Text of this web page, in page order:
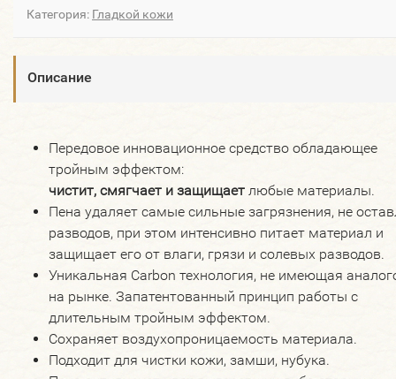
Категория: Гладкой кожи
Описание
Передовое инновационное средство обладающее
тройным эффектом:
чистит, смягчает и защищает любые материалы.
Пена удаляет самые сильные загрязнения, не
разводов, при этом интенсивно питает материал и
защищает его от влаги, грязи и солевых разводов.
Уникальная Carbon технология, не имеющая
на рынке. Запатентованный принцип работы с
длительным тройным эффектом.
Сохраняет воздухопроницаемость материала.
Подходит для чистки кожи, замши, нубука.